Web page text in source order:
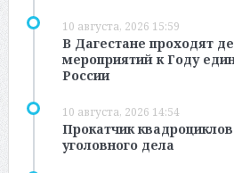
10 августа, 2026 15:59
В Дагестане проходят
мероприятий к Году
России
10 августа, 2026 14:54
Прокатчик
уголовного дела